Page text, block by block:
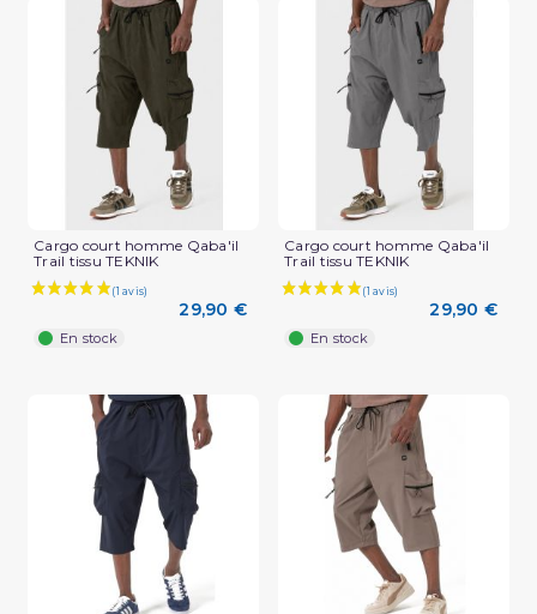
(2 avis)
Cargo court homme Qaba'il
Trail tissu TEKNIK
29,90 €
En stock
Cargo court homme Qaba'il
Trail tissu TEKNIK
29,90 €
En stock